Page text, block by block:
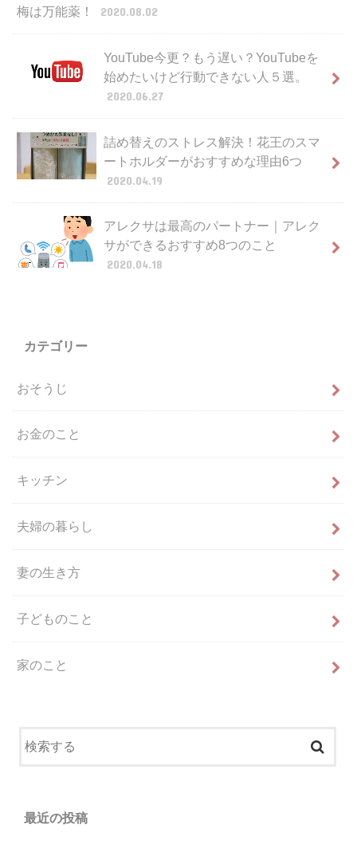
梅は万能薬！
2020.08.02
YouTube今更？もう遅い？YouTubeを
始めたいけど行動できない人５選。
2020.06.27
詰め替えのストレス解決！花王のスマ
ートホルダーがおすすめな理由6つ
2020.04.19
アレクサは最高のパートナー｜アレク
サができるおすすめ8つのこと
2020.04.18
カテゴリー
おそうじ
お金のこと
キッチン
夫婦の暮らし
妻の生き方
子どものこと
家のこと
最近の投稿